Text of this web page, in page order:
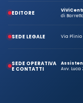
EDITORE
di
SEDE LEGALE Via Plinio
SEDE OPERATIVA
E CONTATTI
Avv.